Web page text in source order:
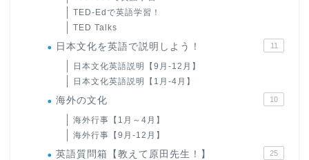
TED-Edで英語学習！
TED Talks
日本文化を英語で説明しよう！ 11
日本文化英語説明【9月-12月】
日本文化英語説明【1月-4月】
海外の文化 10
海外行事【1月～4月】
海外行事【9月-12月】
英語質問箱【教えて原田先生！】 25